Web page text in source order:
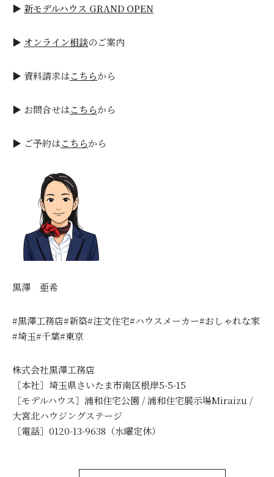
▶ 新モデルハウス GRAND OPEN
▶ オンライン相談のご案内
▶ 資料請求はこちらから
▶ お問合せはこちらから
▶ ご予約はこちらから
黒澤 亜希
#黒澤工務店#新築#注文住宅#ハウスメーカー#おしゃれな家
#埼玉#千葉#東京
株式会社黒澤工務店
［本社］埼玉県さいたま市南区根岸5-5-15
［モデルハウス］浦和住宅公園 / 浦和住宅展示場Miraizu /
大宮北ハウジングステージ
［電話］0120-13-9638（水曜定休）